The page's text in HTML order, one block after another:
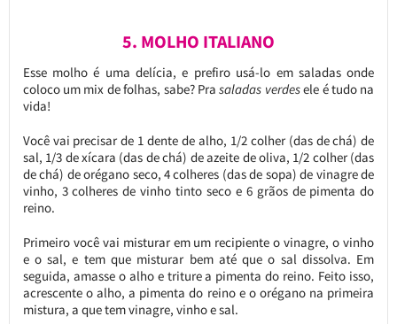
5. MOLHO ITALIANO
Esse molho é uma delícia, e prefiro usá-lo em saladas onde
coloco um mix de folhas, sabe? Pra saladas verdesele é tudo na
vida!
Você vai precisar de 1 dente de alho, 1/2 colher (das de chá) de
sal, 1/3 de xícara (das de chá) de azeite de oliva, 1/2 colher (das
de chá) de orégano seco, 4 colheres (das de sopa) de vinagre de
vinho, 3 colheres de vinho tinto seco e 6 grãos de pimenta do
reino.
Primeiro você vai misturar em um recipiente o vinagre, o vinho
e o sal, e tem que misturar bem até que o sal dissolva. Em
seguida, amasse o alho e triture a pimenta do reino. Feito isso,
acrescente o alho, a pimenta do reino e o orégano na primeira
mistura, a que tem vinagre, vinho e sal.